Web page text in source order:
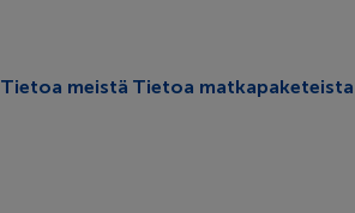
Tietoa meistä Tietoa matkapaketeista